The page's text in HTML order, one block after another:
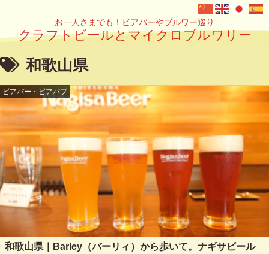
お一人さまでも！ビアバーやブルワー巡り
クラフトビールとマイクロブルワリー
和歌山県
ビアバー・ビアパブ
和歌山県｜Barley（バーリィ）から歩いて。ナギサビール